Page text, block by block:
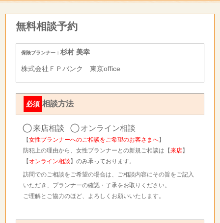
無料相談予約
保険プランナー：杉村 美幸
株式会社ＦＰバンク 東京office
必須 相談方法
来店相談 オンライン相談
【女性プランナーへのご相談をご希望のお客さまへ】
防犯上の理由から、女性プランナーとの新規ご相談は【来店】
【 オンライン相談 】のみ承っております。
訪問でのご相談をご希望の場合は、ご相談内容にその旨をご記入
いただき、プランナーの確認・了承をお取りください。
ご理解とご協力のほど、よろしくお願いいたします。